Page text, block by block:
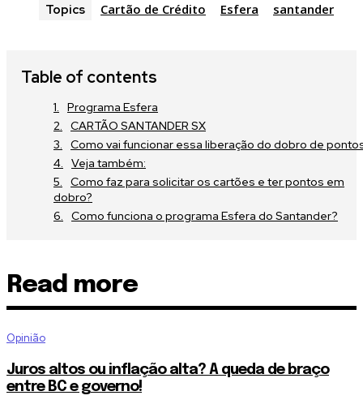
Join our community of
part of the conversation.
To subscribe, simply enter your email address on our website or
button below. Don't worry, we respect your privacy and won't
information is safe with us.
I've read and accept thePrivacy Policy
Topics Cartão de Crédito Esfera santander
Table of contents
Programa Esfera
CARTÃO SANTANDER SX
Como vai funcionar essa liberação do dobro de
Veja também:
Como faz para solicitar os cartões e ter pontos em
dobro?
Como funciona o programa Esfera do Santander?
Read more
Opinião
Juros altos ou inflação alta? A queda de braço
entre BC e governo!